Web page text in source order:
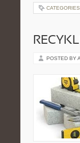
POSTED BY